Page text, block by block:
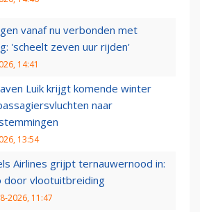
vanaf nu verbonden met
'scheelt zeven uur rijden'
14:41
Luik krijgt komende winter
naar
13:54
Airlines grijpt ternauwernood in:
door vlootuitbreiding
2026, 11:47